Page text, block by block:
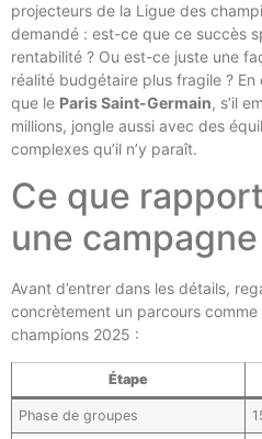
projecteurs de la Ligue des
demandé : est-ce que ce succès
rentabilité ? Ou est-ce juste une
réalité budgétaire plus fragile ?
que le Paris Saint-Germain, s’il
millions, jongle aussi avec des
complexes qu’il n’y paraît.
Ce que
une
Avant d’entrer dans les détails,
concrètement un parcours
champions 2025 :
Étape
Phase de groupes